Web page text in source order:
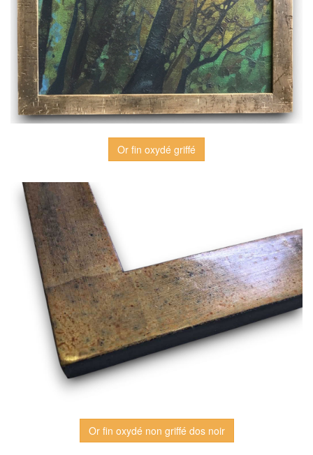
Or fin oxydé griffé
Or fin oxydé non griffé dos noir